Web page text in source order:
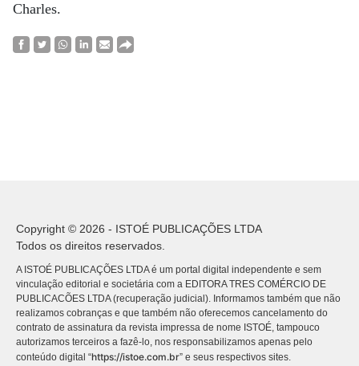
Charles.
Copyright © 2026 - ISTOÉ PUBLICAÇÕES LTDA
Todos os direitos reservados.
A ISTOÉ PUBLICAÇÕES LTDA é um portal digital independente e sem
vinculação editorial e societária com a EDITORA TRES COMÉRCIO DE
PUBLICACÕES LTDA (recuperação judicial). Informamos também que não
realizamos cobranças e que também não oferecemos cancelamento do
contrato de assinatura da revista impressa de nome ISTOÉ, tampouco
autorizamos terceiros a fazê-lo, nos responsabilizamos apenas pelo
conteúdo digital “https://istoe.com.br” e seus respectivos sites.